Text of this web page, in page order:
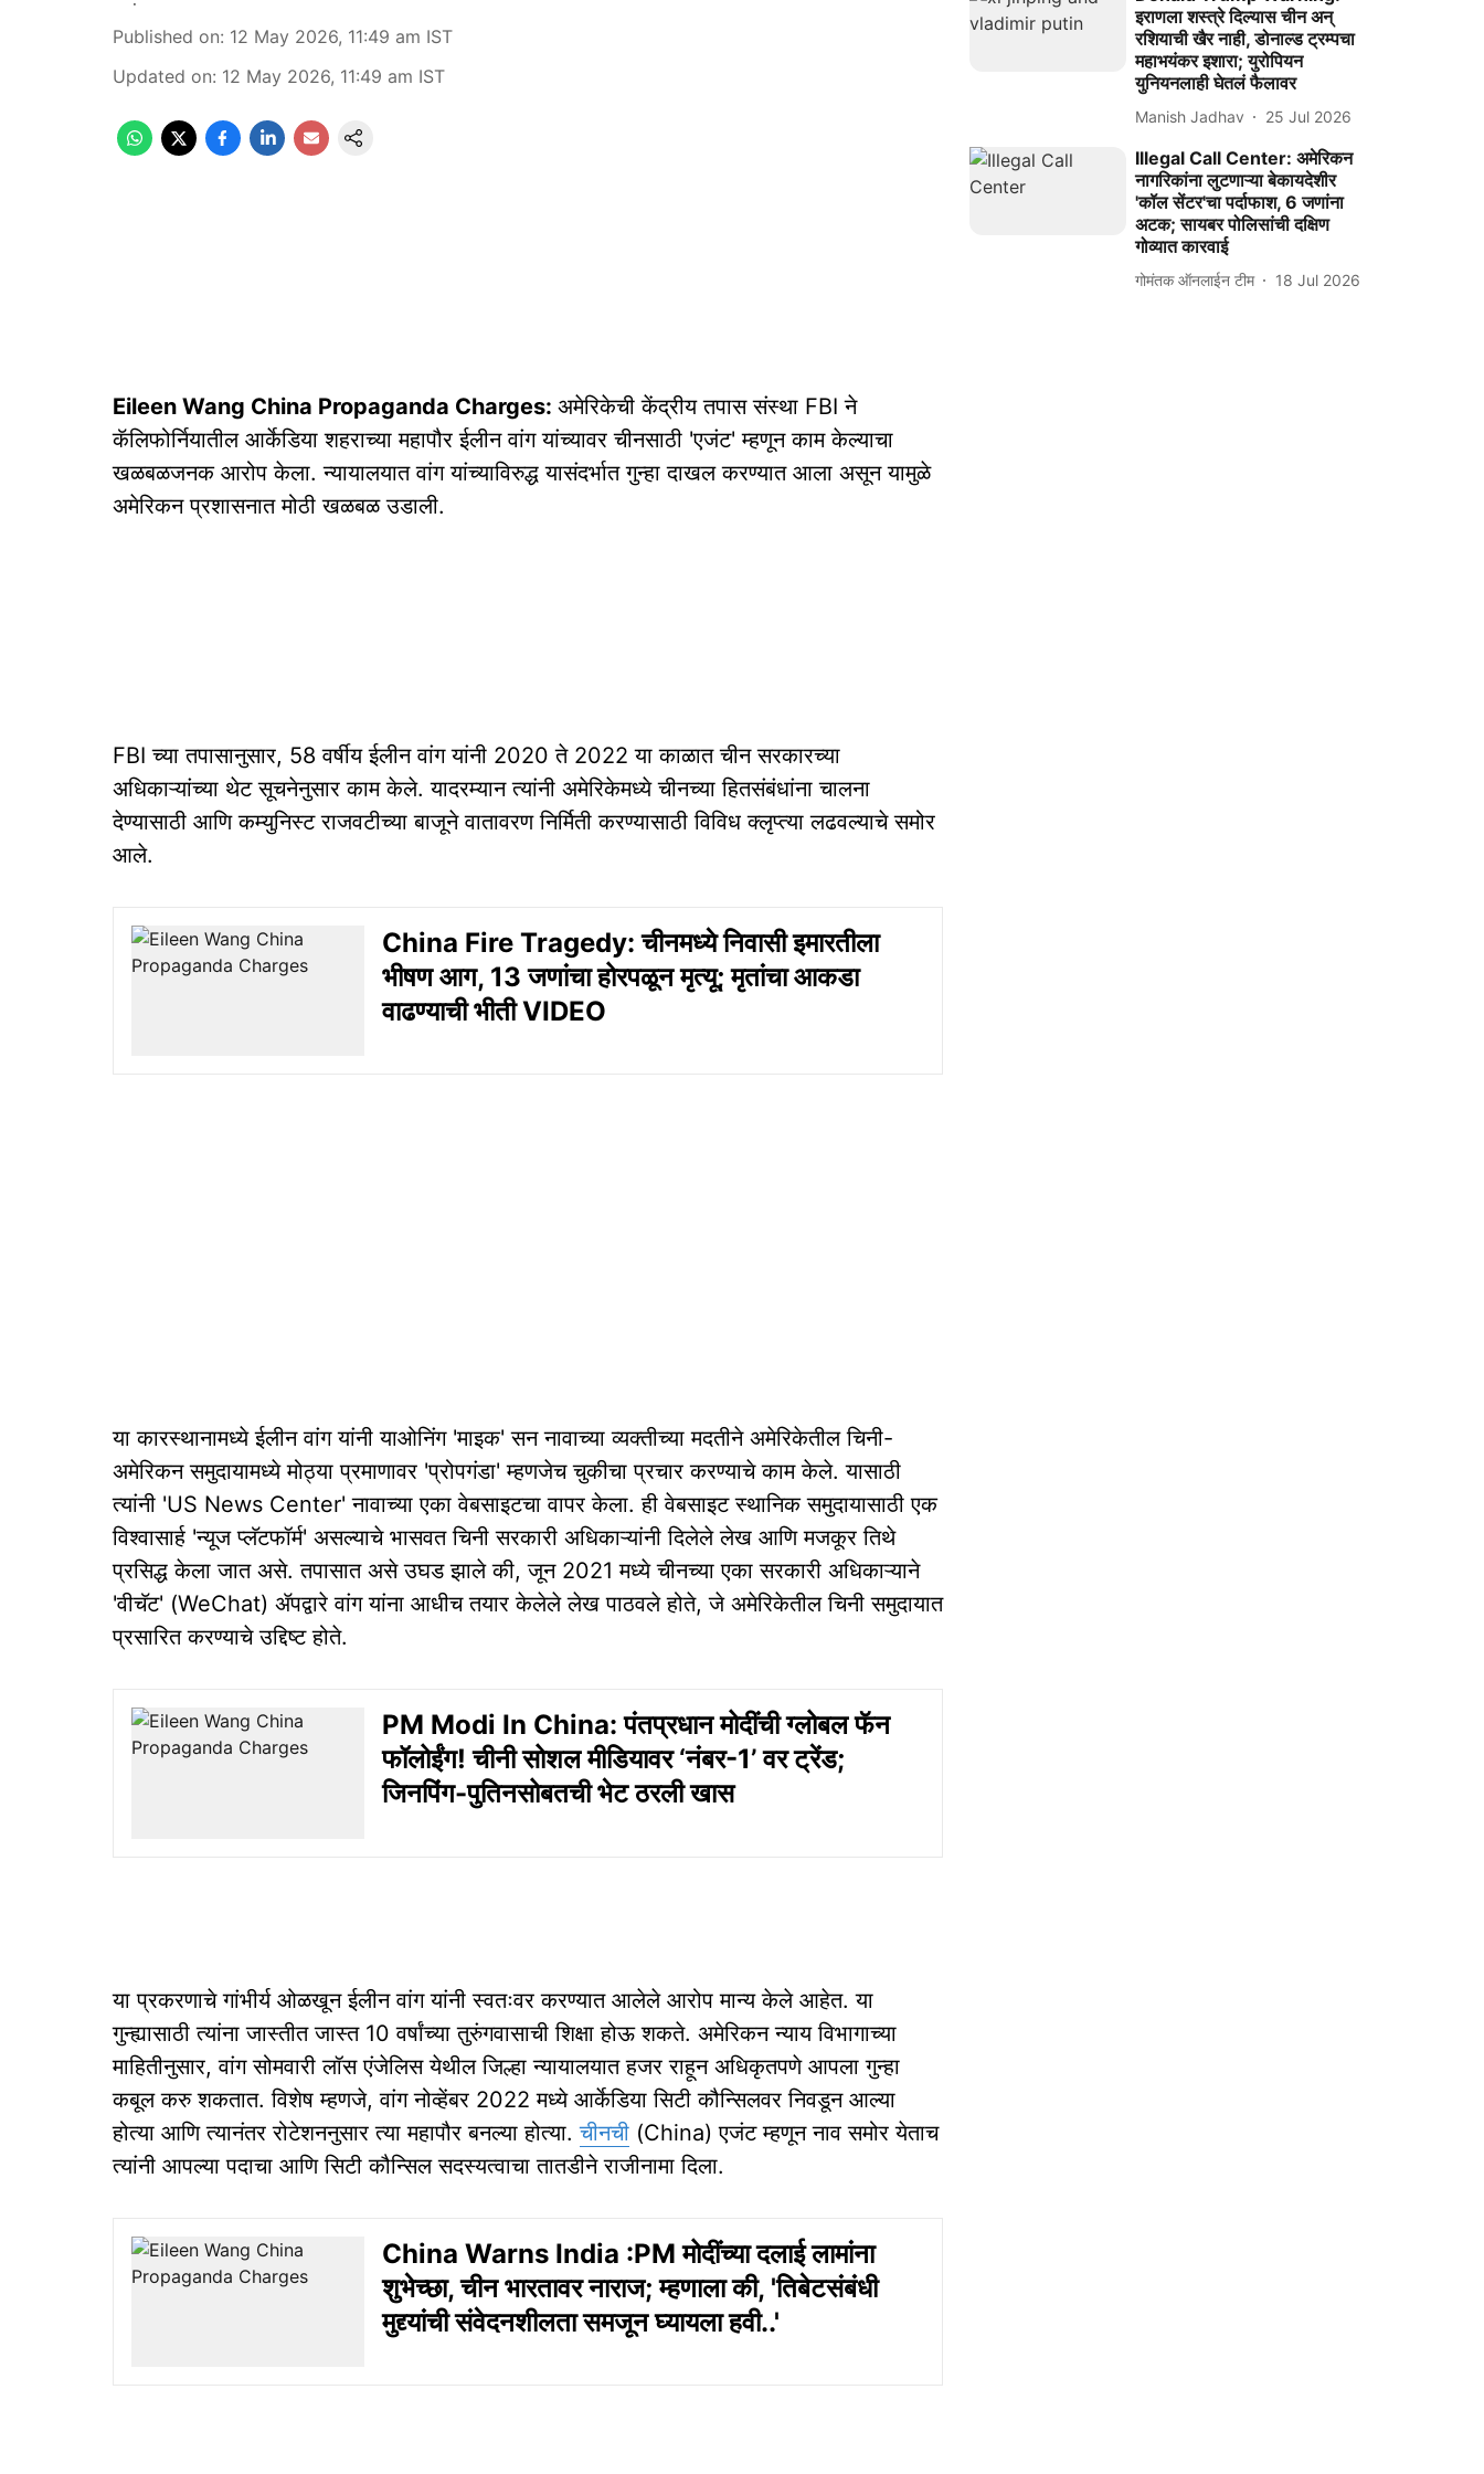
Published on: 12 May 2026, 11:49 am IST
Updated on: 12 May 2026, 11:49 am IST
Eileen Wang China Propaganda Charges: अमेरिकेची केंद्रीय तपास संस्था FBI ने
कॅलिफोर्नियातील आर्केडिया शहराच्या महापौर ईलीन वांग यांच्यावर चीनसाठी 'एजंट' म्हणून काम केल्याचा
खळबळजनक आरोप केला. न्यायालयात वांग यांच्याविरुद्ध यासंदर्भात गुन्हा दाखल करण्यात आला असून यामुळे
अमेरिकन प्रशासनात मोठी खळबळ उडाली.
FBI च्या तपासानुसार, 58 वर्षीय ईलीन वांग यांनी 2020 ते 2022 या काळात चीन सरकारच्या
अधिकाऱ्यांच्या थेट सूचनेनुसार काम केले. यादरम्यान त्यांनी अमेरिकेमध्ये चीनच्या हितसंबंधांना चालना
देण्यासाठी आणि कम्युनिस्ट राजवटीच्या बाजूने वातावरण निर्मिती करण्यासाठी विविध क्लृप्त्या लढवल्याचे समोर
आले.
China Fire Tragedy: चीनमध्ये निवासी इमारतीला
भीषण आग, 13 जणांचा होरपळून मृत्यू; मृतांचा आकडा
वाढण्याची भीती VIDEO
या कारस्थानामध्ये ईलीन वांग यांनी याओनिंग 'माइक' सन नावाच्या व्यक्तीच्या मदतीने अमेरिकेतील चिनी-
अमेरिकन समुदायामध्ये मोठ्या प्रमाणावर 'प्रोपगंडा' म्हणजेच चुकीचा प्रचार करण्याचे काम केले. यासाठी
त्यांनी 'US News Center' नावाच्या एका वेबसाइटचा वापर केला. ही वेबसाइट स्थानिक समुदायासाठी एक
विश्वासार्ह 'न्यूज प्लॅटफॉर्म' असल्याचे भासवत चिनी सरकारी अधिकाऱ्यांनी दिलेले लेख आणि मजकूर तिथे
प्रसिद्ध केला जात असे. तपासात असे उघड झाले की, जून 2021 मध्ये चीनच्या एका सरकारी अधिकाऱ्याने
'वीचॅट' (WeChat) ॲपद्वारे वांग यांना आधीच तयार केलेले लेख पाठवले होते, जे अमेरिकेतील चिनी समुदायात
प्रसारित करण्याचे उद्दिष्ट होते.
PM Modi In China: पंतप्रधान मोदींची ग्लोबल फॅन
फॉलोईंग! चीनी सोशल मीडियावर ‘नंबर-1’ वर ट्रेंड;
जिनपिंग-पुतिनसोबतची भेट ठरली खास
या प्रकरणाचे गांभीर्य ओळखून ईलीन वांग यांनी स्वतःवर करण्यात आलेले आरोप मान्य केले आहेत. या
गुन्ह्यासाठी त्यांना जास्तीत जास्त 10 वर्षांच्या तुरुंगवासाची शिक्षा होऊ शकते. अमेरिकन न्याय विभागाच्या
माहितीनुसार, वांग सोमवारी लॉस एंजेलिस येथील जिल्हा न्यायालयात हजर राहून अधिकृतपणे आपला गुन्हा
कबूल करु शकतात. विशेष म्हणजे, वांग नोव्हेंबर 2022 मध्ये आर्केडिया सिटी कौन्सिलवर निवडून आल्या
होत्या आणि त्यानंतर रोटेशननुसार त्या महापौर बनल्या होत्या.चीनची (China) एजंट म्हणून नाव समोर येताच
त्यांनी आपल्या पदाचा आणि सिटी कौन्सिल सदस्यत्वाचा तातडीने राजीनामा दिला.
China Warns India :PM मोदींच्या दलाई लामांना
शुभेच्छा, चीन भारतावर नाराज; म्हणाला की, 'तिबेटसंबंधी
मुद्द्यांची संवेदनशीलता समजून घ्यायला हवी..'
इराणला शस्त्रे दिल्यास चीन अन्
रशियाची खैर नाही, डोनाल्ड ट्रम्पचा
महाभयंकर इशारा; युरोपियन
युनियनलाही घेतलं फैलावर
Manish Jadhav 25 Jul 2026
Illegal Call Center: अमेरिकन
नागरिकांना लुटणाऱ्या बेकायदेशीर
'कॉल सेंटर'चा पर्दाफाश, 6 जणांना
अटक; सायबर पोलिसांची दक्षिण
गोव्यात कारवाई
गोमंतक ऑनलाईन टीम 18 Jul 2026